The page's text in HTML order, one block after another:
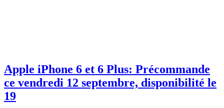
Apple iPhone 6 et 6 Plus: Précommande
ce vendredi 12 septembre, disponibilité le
19